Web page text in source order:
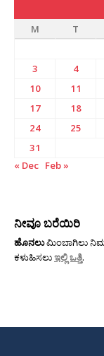
M
T
3
4
10
11
17
18
24
25
31
« Dec Feb »
ನೀವೂ ಬರೆಯಿರಿ
ಹೊನಲುಮಿಂಬಾಗಿಲು
ಕಳುಹಿಸಲುಇಲ್ಲಿ ಒತ್ತಿ.